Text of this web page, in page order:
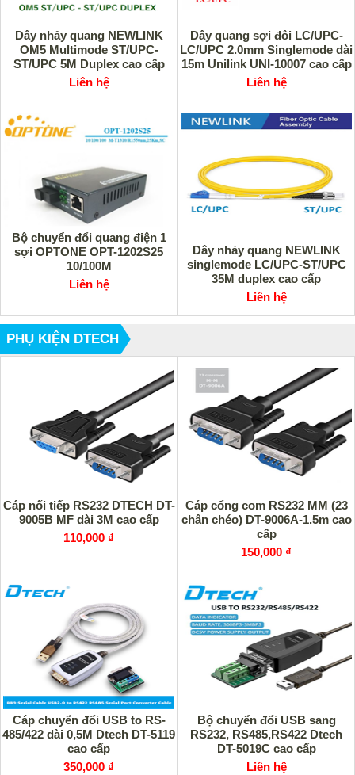
Dây nhảy quang NEWLINK
OM5 Multimode ST/UPC-
ST/UPC 5M Duplex cao cấp
Liên hệ
Dây quang sợi đôi LC/UPC-
LC/UPC 2.0mm Singlemode dài
15m Unilink UNI-10007 cao cấp
Liên hệ
Bộ chuyển đổi quang điện 1
sợi OPTONE OPT-1202S25
10/100M
Liên hệ
Dây nhảy quang NEWLINK
singlemode LC/UPC-ST/UPC
35M duplex cao cấp
Liên hệ
PHỤ KIỆN DTECH
Cáp nối tiếp RS232 DTECH DT-
9005B MF dài 3M cao cấp
110,000 ₫
Cáp cổng com RS232 MM (23
chân chéo) DT-9006A-1.5m cao
cấp
150,000 ₫
Cáp chuyển đổi USB to RS-
485/422 dài 0,5M Dtech DT-5119
cao cấp
350,000 ₫
Bộ chuyển đổi USB sang
RS232, RS485,RS422 Dtech
DT-5019C cao cấp
Liên hệ